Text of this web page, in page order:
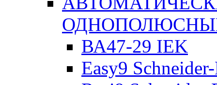
ВА47-29 IEK
Easy9